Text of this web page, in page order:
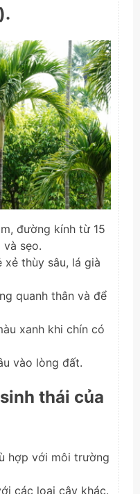
đường kính từ 15
sẹo.
xẻ thùy sâu, lá già
quanh thân và để
xanh khi chín có
vào lòng đất.
thái của
hợp với môi trường
các loại cây khác.